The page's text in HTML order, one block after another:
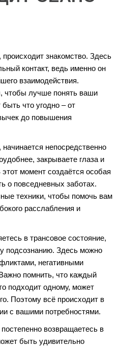
знакомство. Здесь
контакт, ведь именно он
взаимодействия.
чтобы лучше понять ваши
что угодно – от
до повышения
непосредственно
закрываете глаза и
момент создаётся особая
о повседневных заботах.
техники, чтобы помочь вам
расслабления и
в трансовое состояние,
подсознанию. Здесь можно
негативными
помнить, что каждый
подходит одному, может
Поэтому всё происходит в
с вашими потребностями.
возвращаетесь в
быть удивительно